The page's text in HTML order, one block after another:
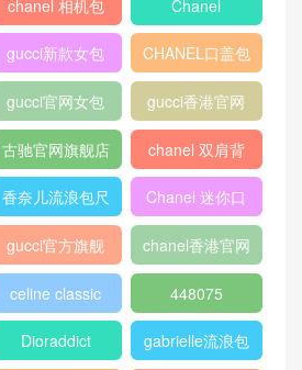
包
gucci中文官网
香奈儿口盖包
2018
口盖包 400249
chanel 相机包 Chanel
gucci新款女包 CHANEL口盖包
gucci官网女包 gucci香港官网
古驰官网旗舰店
chanel 双肩背
包
香奈儿流浪包尺
寸
Chanel 迷你口
盖包